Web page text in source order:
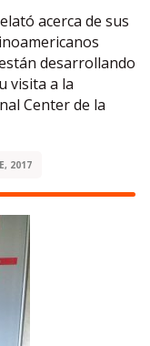
acerca de sus
desarrollando
visita a la
Center de la
2017